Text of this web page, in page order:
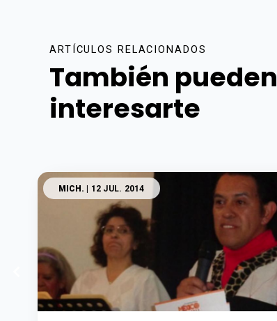
ARTÍCULOS RELACIONADOS
También pueden
interesarte
MICH. | 12 JUL. 2014